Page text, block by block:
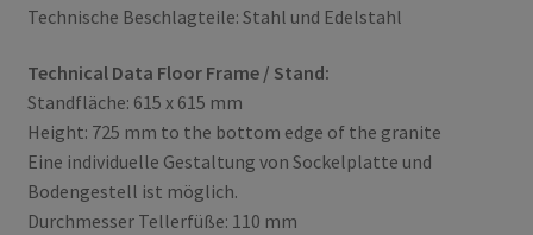
Technische Beschlagteile: Stahl und Edelstahl
Technical Data Floor Frame / Stand:
Standfläche: 615 x 615 mm
Height: 725 mm to the bottom edge of the granite
Eine individuelle Gestaltung von Sockelplatte und
Bodengestell ist möglich.
Durchmesser Tellerfüße: 110 mm